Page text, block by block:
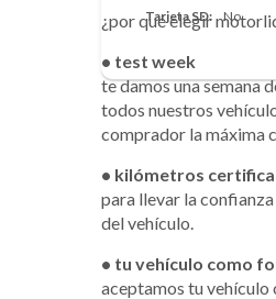
Tarjeta SD No
¿por qué elegir
• test week
te damos una semana
todos nuestros
comprador la máxima
• kilómetros
para llevar la
del vehículo.
• tu vehículo como
aceptamos tu vehículo